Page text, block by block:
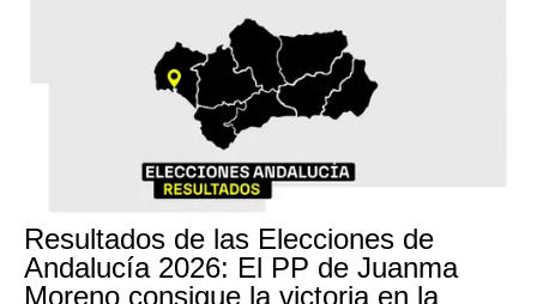
Resultados de las Elecciones de
Andalucía 2026: El PP de Juanma
Moreno consigue la victoria en la